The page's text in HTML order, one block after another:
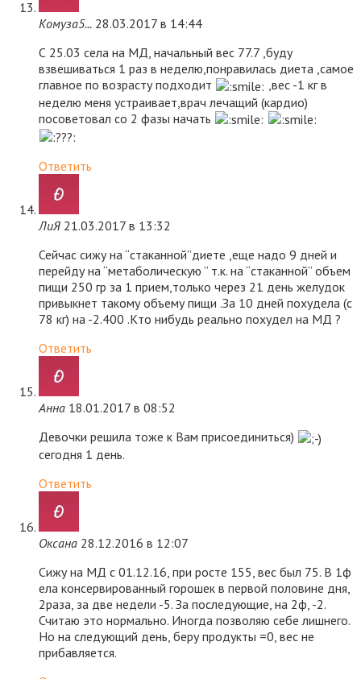
Комуза5... 28.03.2017 в 14:44
С 25.03 села на МД, начальный вес 77.7 ,буду
взвешиваться 1 раз в неделю,понравилась диета ,самое
главное по возрасту подходит
,вес -1 кг в
неделю меня устраивает,врач лечащий (кардио)
посоветовал со 2 фазы начать
Ответить
ЛиЯ 21.03.2017 в 13:32
Сейчас сижу на “стаканной”диете ,еще надо 9 дней и
перейду на “метаболическую ” т.к. на “стаканной” объем
пищи 250 гр за 1 прием,только через 21 день желудок
привыкнет такому объему пищи .За 10 дней похудела (с
78 кг) на -2.400 .Кто нибудь реально похудел на МД ?
Ответить
Анна 18.01.2017 в 08:52
Девочки решила тоже к Вам присоединиться)
сегодня 1 день.
Ответить
Оксана 28.12.2016 в 12:07
Сижу на МД с 01.12.16, при росте 155, вес был 75. В 1ф
ела консервированный горошек в первой половине дня,
2раза, за две недели -5. За последующие, на 2ф, -2.
Считаю это нормально. Иногда позволяю себе лишнего.
Но на следующий день, беру продукты =0, вес не
прибавляется.